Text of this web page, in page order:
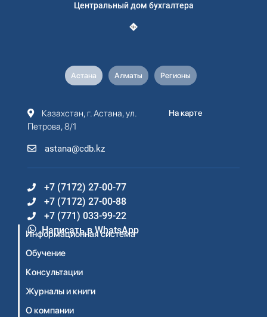
Центральный дом бухгалтера
Астана Алматы Регионы
Казахстан, г. Астана, ул.
Петрова, 8/1
astana@cdb.kz
На карте
+7 (7172) 27-00-77
+7 (7172) 27-00-88
+7 (771) 033-99-22
Написать в WhatsApp
Информационная система
Обучение
Консультации
Журналы и книги
О компании